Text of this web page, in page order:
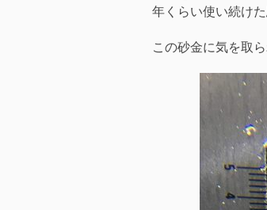
年くらい使い続け
この砂金に気を取